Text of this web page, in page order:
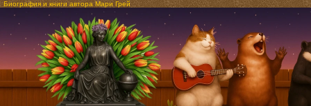
Биография и книги автора Мари Грей